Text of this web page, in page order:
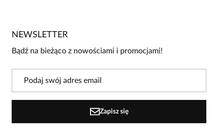
4
3
1
0
W naszej witrynie opinie mogą dodawać tylko osoby, które
NEWSLETTER
Bądź na bieżąco z nowościami i promocjami!
Zapisz się